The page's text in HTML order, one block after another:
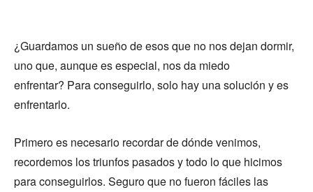
¿Guardamos un sueño de esos que no nos dejan dormir,
uno que, aunque es especial, nos da miedo
enfrentar? Para conseguirlo, solo hay una solución y es
enfrentarlo.
Primero es necesario recordar de dónde venimos,
recordemos los triunfos pasados y todo lo que hicimos
para conseguirlos. Seguro que no fueron fáciles las